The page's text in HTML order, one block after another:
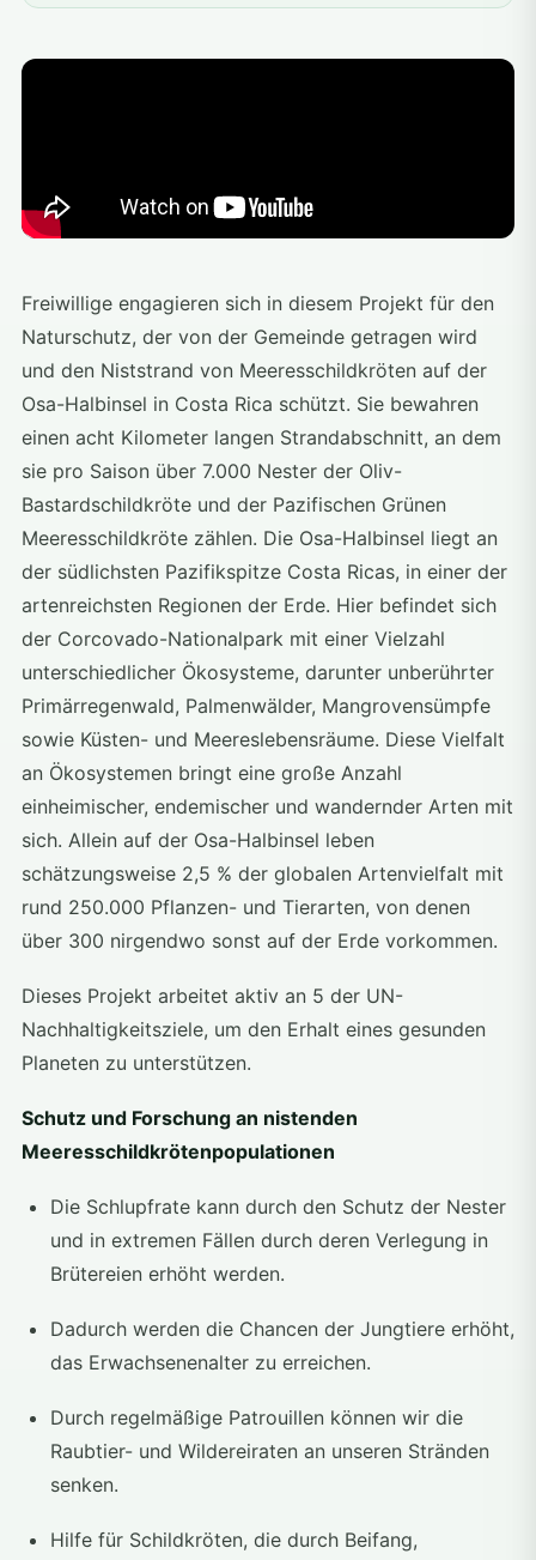
Freiwillige engagieren sich in diesem Projekt für den
Naturschutz, der von der Gemeinde getragen wird
und den Niststrand von Meeresschildkröten auf der
Osa-Halbinsel in Costa Rica schützt. Sie bewahren
einen acht Kilometer langen Strandabschnitt, an dem
sie pro Saison über 7.000 Nester der Oliv-
Bastardschildkröte und der Pazifischen Grünen
Meeresschildkröte zählen. Die Osa-Halbinsel liegt an
der südlichsten Pazifikspitze Costa Ricas, in einer der
artenreichsten Regionen der Erde. Hier befindet sich
der Corcovado-Nationalpark mit einer Vielzahl
unterschiedlicher Ökosysteme, darunter unberührter
Primärregenwald, Palmenwälder, Mangrovensümpfe
sowie Küsten- und Meereslebensräume. Diese Vielfalt
an Ökosystemen bringt eine große Anzahl
einheimischer, endemischer und wandernder Arten mit
sich. Allein auf der Osa-Halbinsel leben
schätzungsweise 2,5 % der globalen Artenvielfalt mit
rund 250.000 Pflanzen- und Tierarten, von denen
über 300 nirgendwo sonst auf der Erde vorkommen.
Dieses Projekt arbeitet aktiv an 5 der UN-
Nachhaltigkeitsziele, um den Erhalt eines gesunden
Planeten zu unterstützen.
Schutz und Forschung an nistenden
Meeresschildkrötenpopulationen
Die Schlupfrate kann durch den Schutz der Nester
und in extremen Fällen durch deren Verlegung in
Brütereien erhöht werden.
Dadurch werden die Chancen der Jungtiere erhöht,
das Erwachsenenalter zu erreichen.
Durch regelmäßige Patrouillen können wir die
Raubtier- und Wildereiraten an unseren Stränden
senken.
Hilfe für Schildkröten, die durch Beifang,